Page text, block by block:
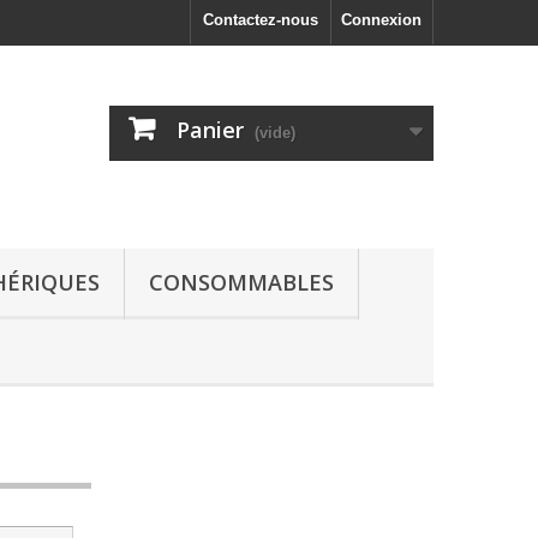
Connexion
Contactez-nous
Panier (vide)
CONSOMMABLES